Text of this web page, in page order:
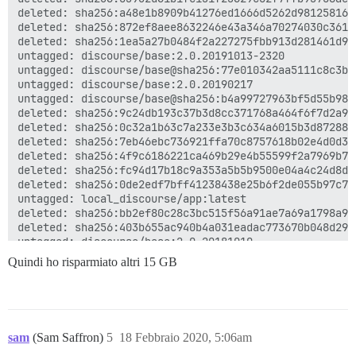
deleted:
deleted:
deleted:
deleted:
deleted:
deleted:
deleted:
deleted:
deleted:
deleted:
deleted:
deleted:
deleted:
deleted:
deleted:
deleted:
deleted:
deleted:
deleted:
deleted:
deleted:
deleted:
deleted:
untagged: discourse/base:2.0.20191013-2320
untagged: discourse/
untagged: discourse/base:2.0.20190217
untagged: discourse/
deleted:
deleted:
deleted:
deleted:
deleted:
deleted:
untagged: local_discourse/app:latest
deleted:
deleted:
untagged: discourse/base:2.0.20181010
untagged: discourse/
deleted:
deleted:
Quindi ho risparmiato altri 15 GB
sam (Sam Saffron) 18 Febbraio 2020, 5:06am
5